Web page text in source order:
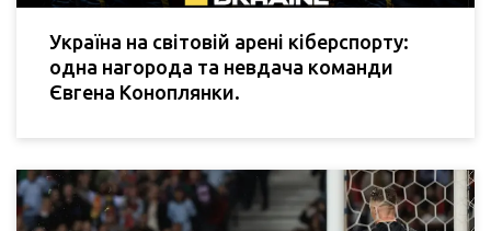
Україна на світовій арені кіберспорту:
одна нагорода та невдача команди
Євгена Коноплянки.